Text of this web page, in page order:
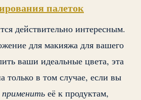
палеток
действительно интересным.
для макияжа для вашего
ваши идеальные цвета, эта
только в том случае, если вы
применить её к продуктам,